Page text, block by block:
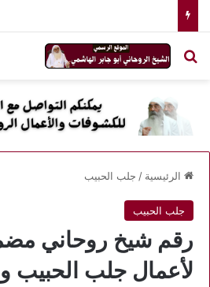
بحث عن
الرئيسية / جلب الحبيب
جلب الحبيب
لأعمال جلب الحبيب